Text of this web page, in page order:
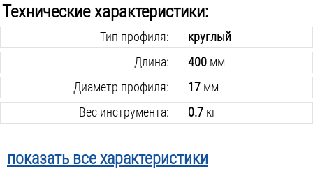
Технические характеристики:
Тип профиля:
круглый
Длина:
400мм
Диаметр профиля:
17мм
Вес инструмента:
0.7кг
показать все характеристики